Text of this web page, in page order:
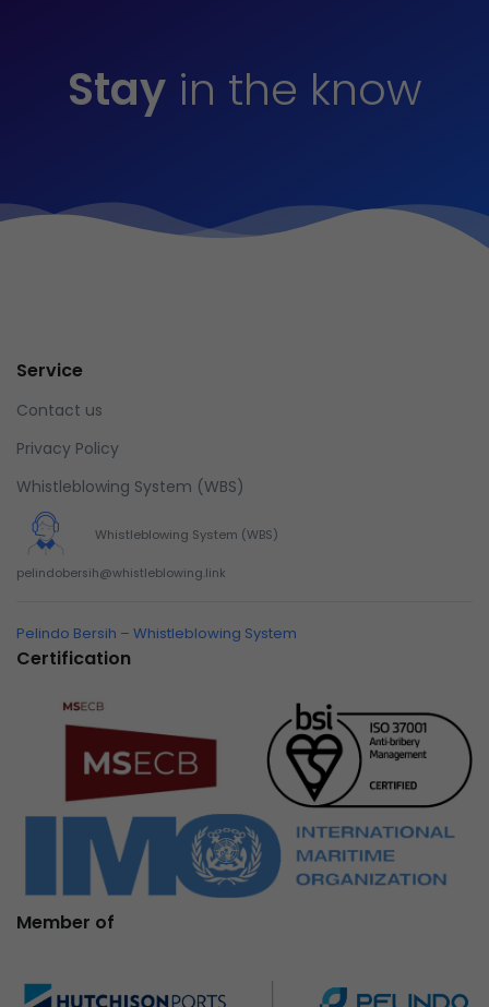
Stayin the know
Service
Contact us
Privacy Policy
Whistleblowing System (WBS)
Whistleblowing System (WBS)
pelindobersih@whistleblowing.link
Pelindo Bersih – Whistleblowing System
Certification
Member of